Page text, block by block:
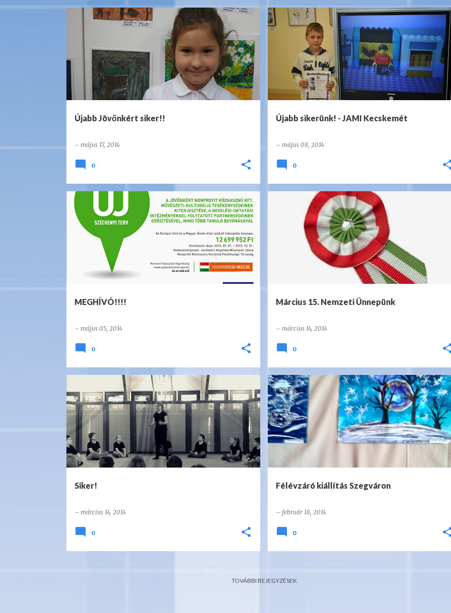
Újabb Jövőnkért siker!!
– május 17, 2014
0
Újabb sikerünk! - JAMI Kecskemét
– május 08, 2014
0
MEGHÍVÓ!!!!
– május 05, 2014
0
Március 15. Nemzeti Ünnepünk
– március 14, 2014
0
Siker!
– március 14, 2014
0
Félévzáró kiállítás Szegváron
– február 18, 2014
0
TOVÁBBI BEJEGYZÉSEK